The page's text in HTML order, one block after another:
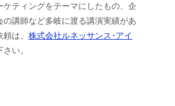
ケティングをテーマにしたもの、企
の講師など多岐に渡る講演実績があ
頼は、株式会社ルネッサンス･アイ
い。